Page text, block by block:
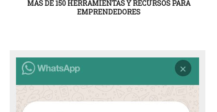
MÁS DE 150 HERRAMIENTAS Y RECURSOS PARA
EMPRENDEDORES